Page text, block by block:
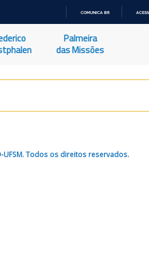
O
COMUNICA BR
Palmeira
das Missões
UFSM. Todos os direitos reservados.